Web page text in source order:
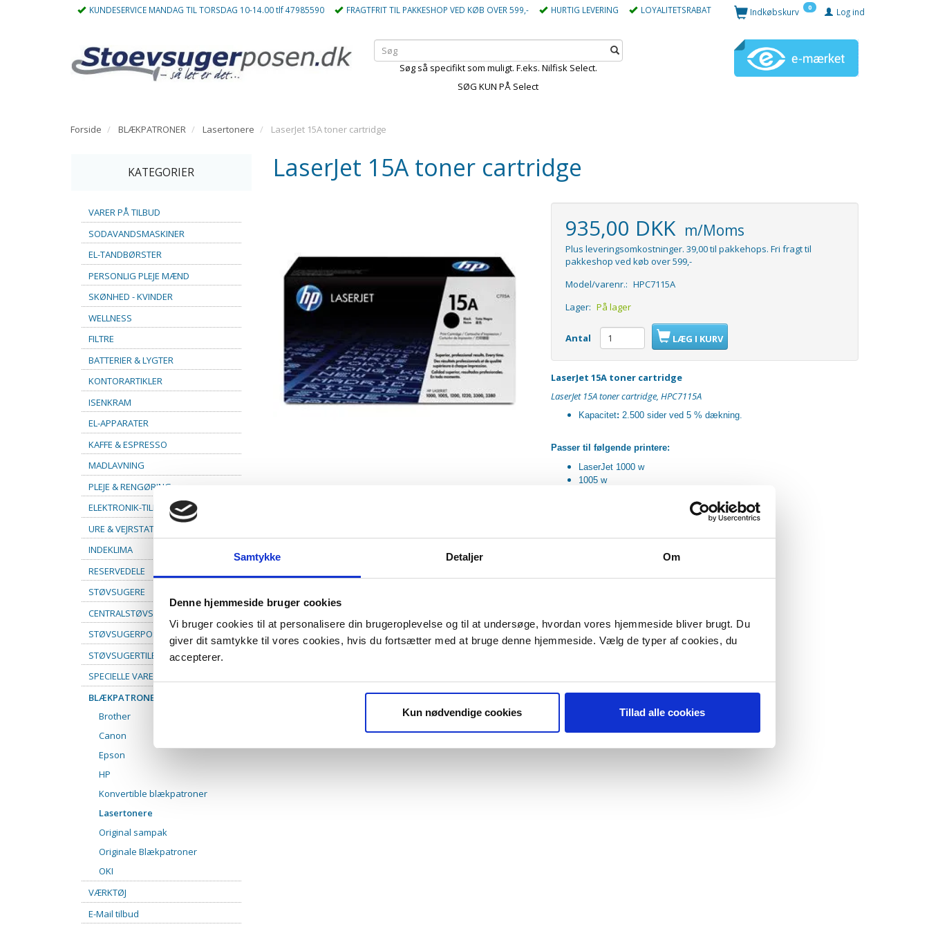
Samtykke Detaljer Om
Denne hjemmeside bruger cookies
Vi bruger cookies til at personalisere din brugeroplevelse og til at undersøge, hvordan vores hjemmeside bliver brugt. Du
giver dit samtykke til vores cookies, hvis du fortsætter med at bruge denne hjemmeside. Vælg de typer af cookies, du
accepterer.
Kun nødvendige cookies Tillad alle cookies
KUNDESERVICE MANDAG TIL TORSDAG 10-14.00 tlf 47985590 FRAGTFRIT TIL PAKKESHOP VED KØB OVER 599,- HURTIG LEVERING LOYALITETSRABAT Log ind
Indkøbskurv 0
Søg så specifikt som muligt. F.eks. Nilfisk Select.
SØG KUN PÅ Select
Forside BLÆKPATRONER Lasertonere LaserJet 15A toner cartridge
KATEGORIER
VARER PÅ TILBUD
SODAVANDSMASKINER
EL-TANDBØRSTER
PERSONLIG PLEJE MÆND
SKØNHED - KVINDER
WELLNESS
FILTRE
BATTERIER & LYGTER
KONTORARTIKLER
ISENKRAM
EL-APPARATER
KAFFE & ESPRESSO
MADLAVNING
PLEJE & RENGØRING
ELEKTRONIK-TILBEHØR
URE & VEJRSTATIONER
INDEKLIMA
RESERVEDELE
STØVSUGERE
CENTRALSTØVSUGER
STØVSUGERPOSER
STØVSUGERTILBEHØR
SPECIELLE VARER
BLÆKPATRONER
Brother
Canon
Epson
HP
Konvertible blækpatroner
Lasertonere
Original sampak
Originale Blækpatroner
OKI
VÆRKTØJ
E-Mail tilbud
LaserJet 15A toner cartridge
935,00 DKK m/Moms
Plus leveringsomkostninger. 39,00 til pakkehops. Fri fragt til
pakkeshop ved køb over 599,-
Model/varenr.: HPC7115A
Lager: På lager
Antal LÆG I KURV
LaserJet 15A toner cartridge
LaserJet 15A toner cartridge, HPC7115A
Kapacitet: 2.500 sider ved 5 % dækning.
Passer til følgende printere:
LaserJet 1000 w
1005 w